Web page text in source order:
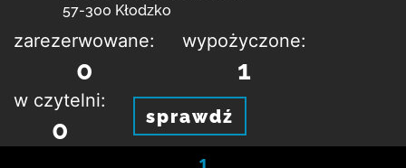
57-300 Kłodzko
zarezerwowane:
0
wypożyczone:
1
w czytelni:
0 sprawdź